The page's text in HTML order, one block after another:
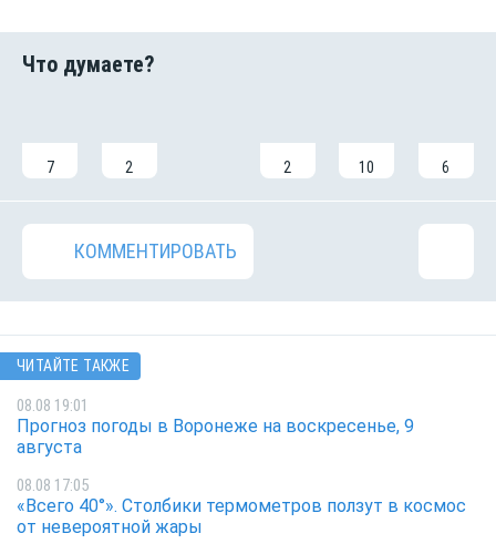
7 2 2 10 6
КОММЕНТИРОВАТЬ
ЧИТАЙТЕ ТАКЖЕ
08.08 19:01
Прогноз погоды в Воронеже на воскресенье, 9
августа
08.08 17:05
«Всего 40°». Столбики термометров ползут в космос
от невероятной жары